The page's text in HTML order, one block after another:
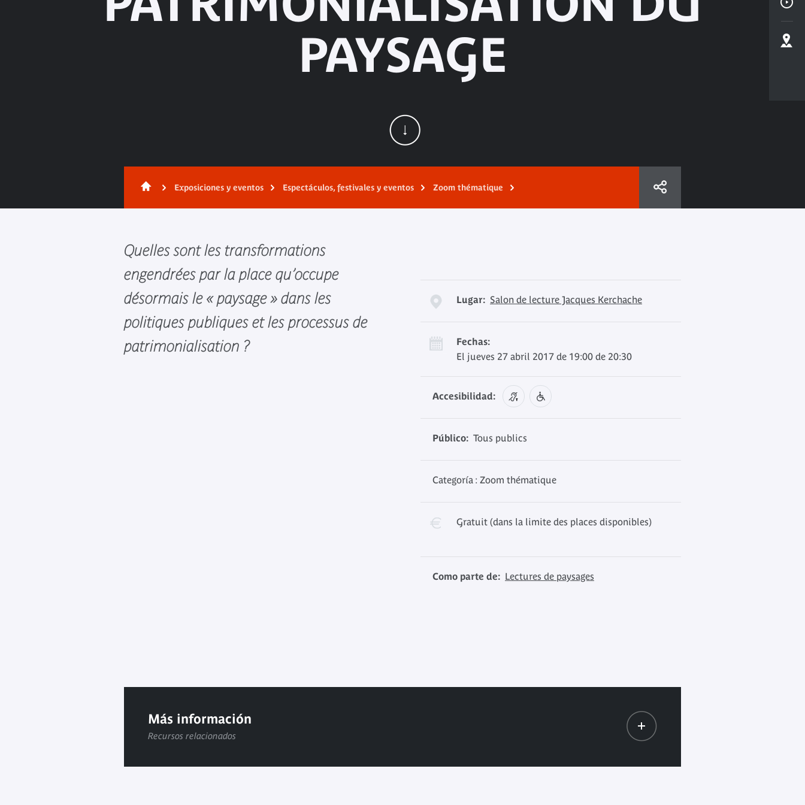
PAYSAGE
Exposiciones y eventos Espectáculos, festivales y eventos Zoom thématique
Quelles sont les transformations
engendrées par la place qu’occupe
désormais le « paysage » dans les
politiques publiques et les processus de
patrimonialisation ?
Lugar: Salon de lecture Jacques Kerchache
Fechas:
El jueves 27 abril 2017 de 19:00 de 20:30
Accesibilidad:
Público: Tous publics
Categoría : Zoom thématique
Gratuit (dans la limite des places disponibles)
Como parte de: Lectures de paysages
Más información
Recursos relacionados